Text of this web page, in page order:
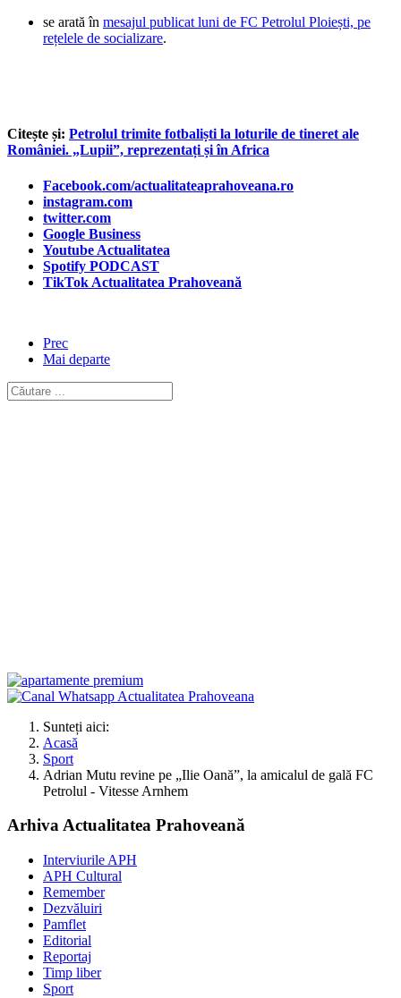
se arată în mesajul publicat luni de FC Petrolul Ploiești, pe
rețelele de socializare.
Citește și: Petrolul trimite fotbaliști la loturile de tineret ale
României. „Lupii”, reprezentați și în Africa
Facebook.com/actualitateaprahoveana.ro
instagram.com
twitter.com
Google Business
Youtube Actualitatea
Spotify PODCAST
TikTok Actualitatea Prahoveană
Prec
Mai departe
Sunteți aici:
Acasă
Sport
Adrian Mutu revine pe „Ilie Oană”, la amicalul de gală FC
Petrolul - Vitesse Arnhem
Arhiva Actualitatea Prahoveană
Interviurile APH
APH Cultural
Remember
Dezvăluiri
Pamflet
Editorial
Reportaj
Timp liber
Sport